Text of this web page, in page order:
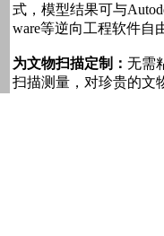
式，模型结果可与
ware等逆向工程软件自
为文物扫描定制： 无需
扫描测量，对珍贵的文